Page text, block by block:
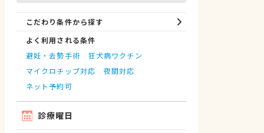
こだわり条件から探す
よく利用される条件
避妊・去勢手術
狂犬病ワクチン
マイクロチップ対応
夜間対応
ネット予約可
診療曜日